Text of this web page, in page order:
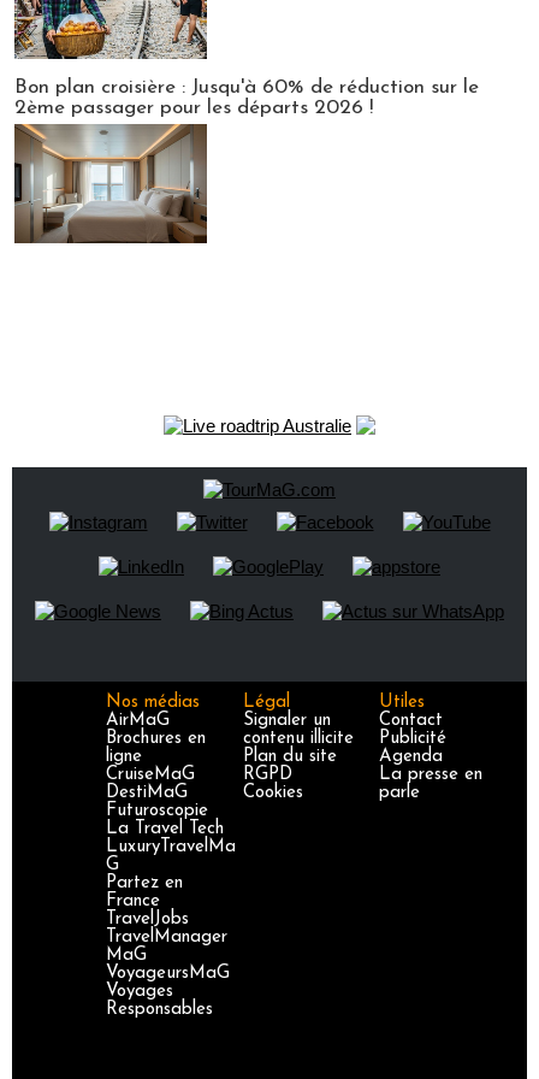
Bon plan croisière : Jusqu'à 60% de réduction sur le
2ème passager pour les départs 2026 !
Nos médias
AirMaG
Brochures en
ligne
CruiseMaG
DestiMaG
Futuroscopie
La Travel Tech
LuxuryTravelMa
G
Partez en
France
TravelJobs
TravelManager
MaG
VoyageursMaG
Voyages
Responsables
Légal
Signaler un
contenu illicite
Plan du site
RGPD
Cookies
Utiles
Contact
Publicité
Agenda
La presse en
parle